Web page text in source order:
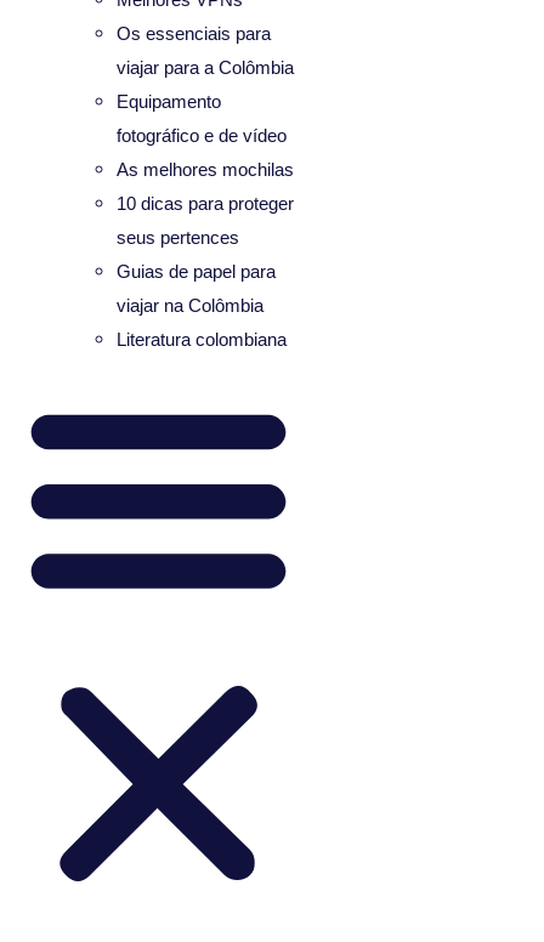
Os essenciais para
viajar para a Colômbia
Equipamento
fotográfico e de vídeo
As melhores mochilas
10 dicas para proteger
seus pertences
Guias de papel para
viajar na Colômbia
Literatura colombiana